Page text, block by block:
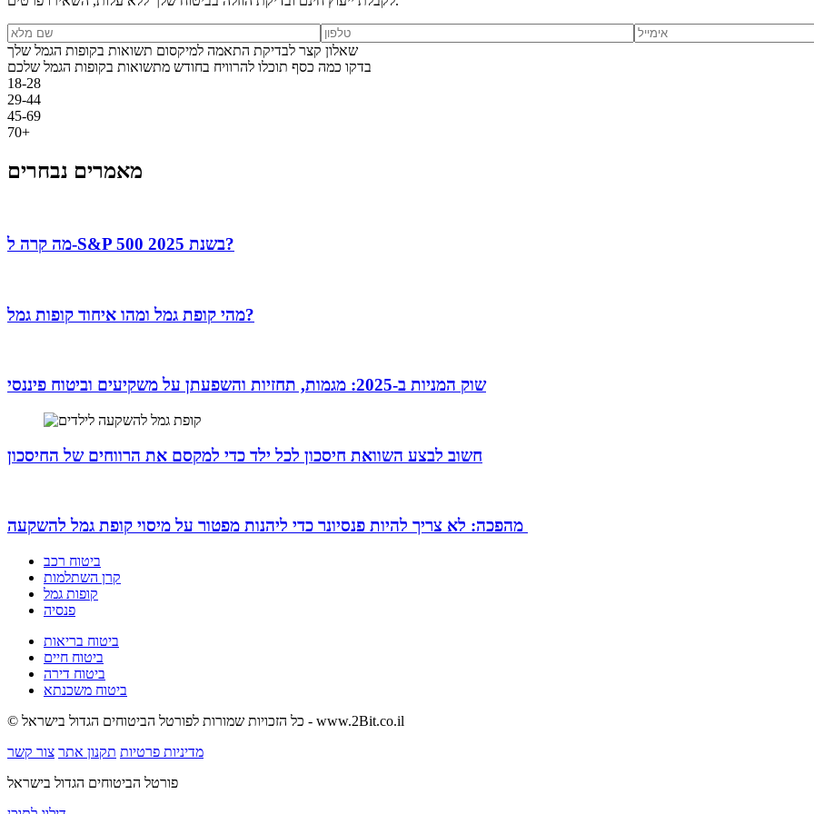
שאלון קצר לבדיקת התאמה למיקסום תשואות בקופות הגמל שלך
בדקו כמה כסף תוכלו להרוויח בחודש מתשואות בקופות הגמל שלכם
18-28
29-44
45-69
70+
מאמרים נבחרים
מה קרה ל‑S&P 500 בשנת 2025?
מהי קופת גמל ומהו איחוד קופות גמל?
שוק המניות ב-2025: מגמות, תחזיות והשפעתן על משקיעים וביטוח פיננסי
חשוב לבצע השוואת חיסכון לכל ילד כדי למקסם את הרווחים של החיסכון
ביטוח רכב
קרן השתלמות
קופות גמל
פנסיה
ביטוח בריאות
ביטוח חיים
ביטוח דירה
ביטוח משכנתא
© כל הזכויות שמורות לפורטל הביטוחים הגדול בישראל - www.2Bit.co.il
מדיניות פרטיות תקנון אתר צור קשר
פורטל הביטוחים הגדול בישראל